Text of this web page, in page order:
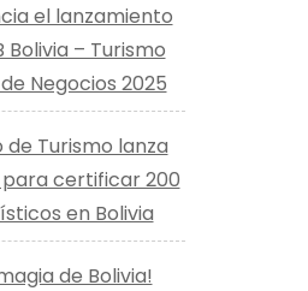
el lanzamiento
Bolivia – Turismo
Negocios 2025
Turismo lanza
certificar 200
en Bolivia
de Bolivia!